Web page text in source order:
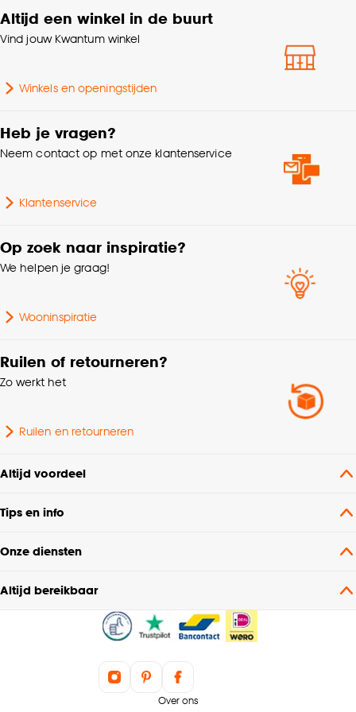
klikken.
Goed om te weten is dat je deze keuze altijd nog
cookieverklaring.
Gewicht 0.11 Kg
Hoogte 0.1 CM
Lengte
Altijd een winkel in de buurt
Vind jouw Kwantum winkel
Winkels en openingstijden
Heb je vragen?
Neem contact op met onze klantenservice
Klantenservice
Op zoek naar inspiratie?
We helpen je graag!
Wooninspiratie
Ruilen of retourneren?
Zo werkt het
Ruilen en retourneren
Altijd voordeel
Tips en info
Onze diensten
Altijd bereikbaar
Over ons